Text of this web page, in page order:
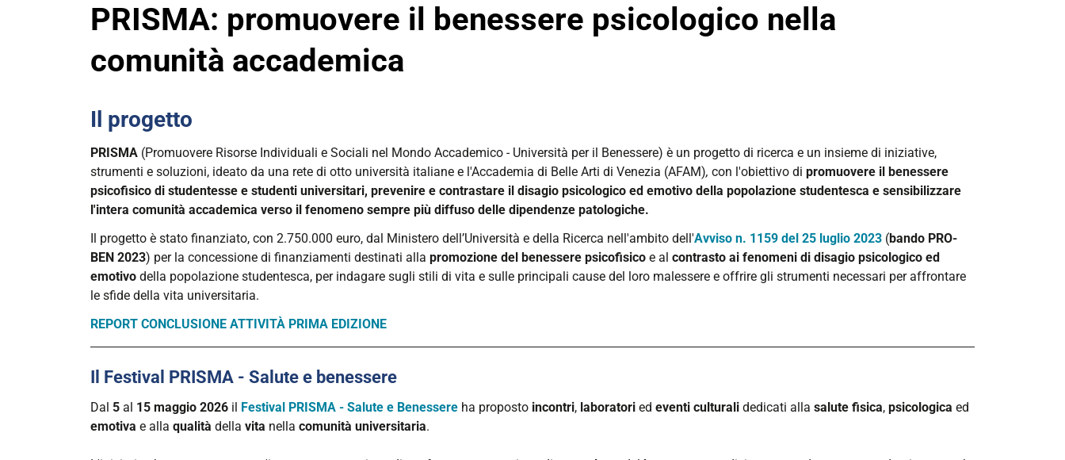
PRISMA: promuovere il benessere psicologico nella
comunità accademica
Il progetto
PRISMA (Promuovere Risorse Individuali e Sociali nel Mondo Accademico - Università per il Benessere) è un progetto di ricerca e un insieme di iniziative,
strumenti e soluzioni, ideato da una rete di otto università italiane e l'Accademia di Belle Arti di Venezia (AFAM), con l'obiettivo di promuovere il benessere
psicofisico di studentesse e studenti universitari, prevenire e contrastare il disagio psicologico ed emotivo della popolazione studentesca e sensibilizzare
l'intera comunità accademica verso il fenomeno sempre più diffuso delle dipendenze patologiche.
Il progetto è stato finanziato, con 2.750.000 euro, dal Ministero dell’Università e della Ricerca nell'ambito dell'Avviso n. 1159 del 25 luglio 2023 (bando PRO-
BEN 2023) per la concessione di finanziamenti destinati alla promozione del benessere psicofisico e al contrasto ai fenomeni di disagio psicologico ed
emotivo della popolazione studentesca, per indagare sugli stili di vita e sulle principali cause del loro malessere e offrire gli strumenti necessari per affrontare
le sfide della vita universitaria.
REPORT CONCLUSIONE ATTIVITÀ PRIMA EDIZIONE
Il Festival PRISMA - Salute e benessere
Dal 5 al 15 maggio 2026 il Festival PRISMA - Salute e Benessere ha proposto incontri, laboratori ed eventi culturali dedicati alla salute fisica, psicologica ed
emotiva e alla qualità della vita nella comunità universitaria.